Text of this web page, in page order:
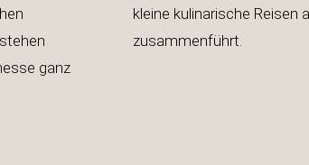
ganz
kleine kulinarische Reisen
zusammenführt.